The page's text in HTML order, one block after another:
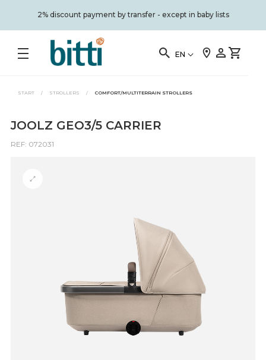
2% discount payment by transfer - except in baby lists
EN
START / STROLLERS / COMFORT/MULTITERRAIN STROLLERS
JOOLZ GEO3/5 CARRIER
REF: 072031